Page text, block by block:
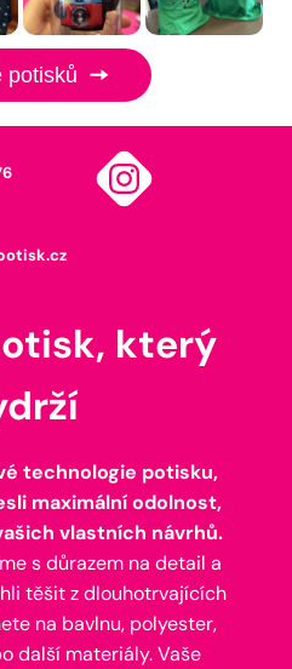
potisků
který
technologie potisku,
maximální odolnost,
vlastních návrhů.
s důrazem na detail a
těšit z dlouhotrvajících
na bavlnu, polyester,
další materiály. Vaše